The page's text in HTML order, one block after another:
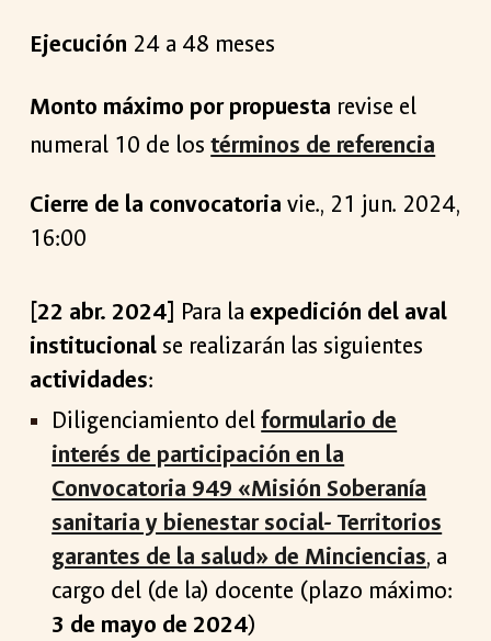
Ejecución 24 a 48 meses
Monto máximo por propuesta revise el
numeral 10 de lostérminos de referencia
Cierre de la convocatoriavie., 21 jun. 2024,
16:00
[22 abr. 2024] Para laexpedición del aval
institucional se realizarán las siguientes
actividades:
Diligenciamiento delformulario de
interés de participación en la
Convocatoria 949 «Misión Soberanía
sanitaria y bienestar social- Territorios
garantes de la salud» de Minciencias, a
cargo del (de la) docente (plazo máximo:
3 de mayo de 2024)